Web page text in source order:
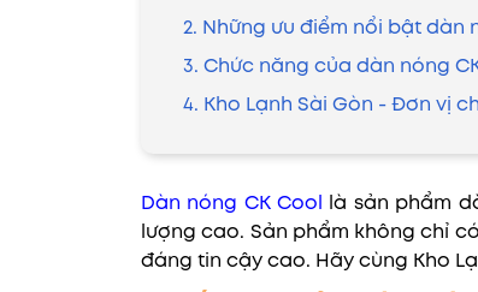
2. Những ưu điểm nổi bật dàn
3. Chức năng của dàn nóng
4. Kho Lạnh Sài Gòn - Đơn vị
Dàn nóng CK Cool
là sản phẩm
lượng cao. Sản phẩm không chỉ
đáng tin cậy cao. Hãy cùng Kho